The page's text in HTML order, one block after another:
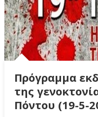
Πρόγραμμα
της
Πόντου (19-5-